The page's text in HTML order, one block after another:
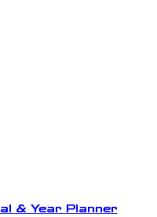
& Year Planner